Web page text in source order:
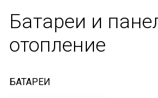
Батареи и
отопление
БАТАРЕИ